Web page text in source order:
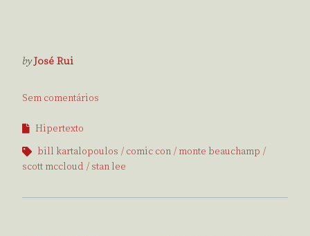
byJosé Rui
Sem comentários
Hipertexto
bill kartalopoulos
comic con
monte beauchamp
scott mccloud
stan lee